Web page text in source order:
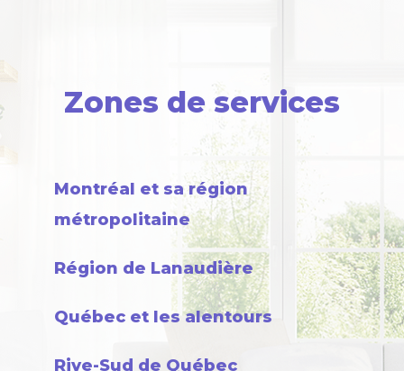
Zones de services
Montréal et sa région
métropolitaine
Région de Lanaudière
Québec et les alentours
Rive-Sud de Québec